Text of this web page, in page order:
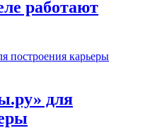
работают
для